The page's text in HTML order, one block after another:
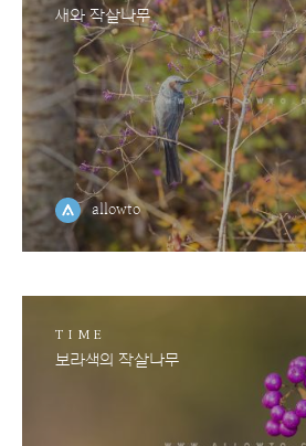
새와 작살나무
allowto
TIME
보라색의 작살나무